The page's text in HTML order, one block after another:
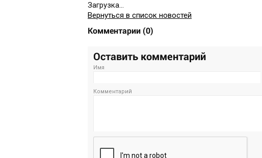
Загрузка...
Вернуться в список новостей
Комментарии (0)
Оставить комментарий
Имя
Комментарий